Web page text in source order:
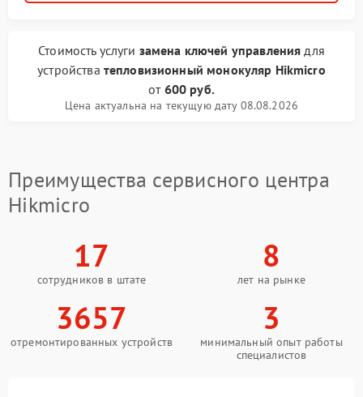
Стоимость услуги замена ключей управления для
устройства тепловизионный монокуляр Hikmicro
от 600 руб.
Цена актуальна на текущую дату 08.08.2026
Преимущества сервисного центра
Hikmicro
17
сотрудников в штате
8
лет на рынке
3657
отремонтированных устройств
3
минимальный опыт работы
специалистов